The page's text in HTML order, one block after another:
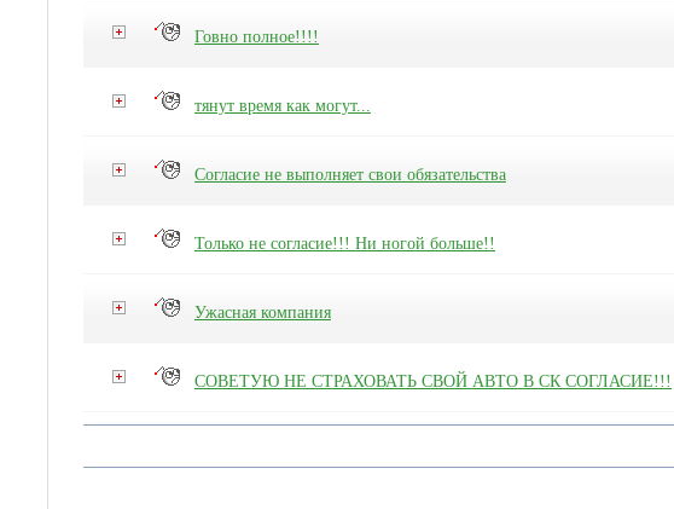
Говно полное!!!!
тянут время как могут...
Согласие не выполняет свои обязательства
Только не согласие!!! Ни ногой больше!!
Ужасная компания
СОВЕТУЮ НЕ СТРАХОВАТЬ СВОЙ АВТО В СК СОГЛАСИЕ!!!